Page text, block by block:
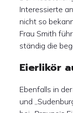
Interessierte
nicht so
Frau Smith
ständig die
Eierlikör
Ebenfalls in
und